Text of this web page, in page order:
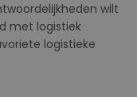
wilt
met logistiek
logistieke